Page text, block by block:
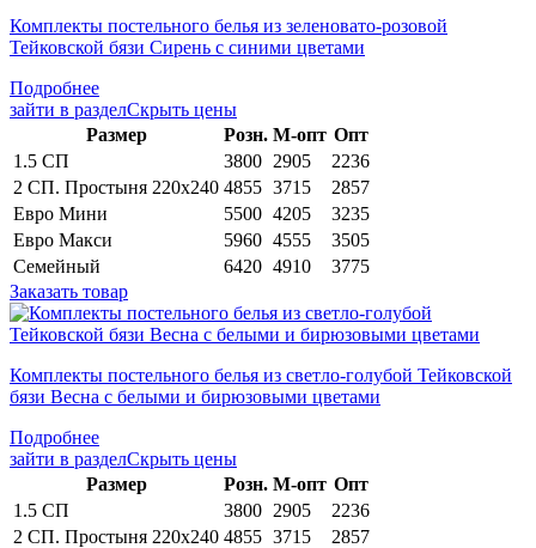
Комплекты постельного белья из зеленовато-розовой
Тейковской бязи Сирень с синими цветами
Подробнее
зайти в разделСкрыть цены
Раз­мер
Розн. М-опт Опт
1.5 СП
3800 2905
2236
2 СП. Простыня 220х240 4855 3715
2857
Евро Мини
5500 4205
3235
Евро Макси
5960 4555
3505
Семейный
6420 4910
3775
Заказать товар
Комплекты постельного белья из светло-голубой Тейковской
бязи Весна с белыми и бирюзовыми цветами
Подробнее
зайти в разделСкрыть цены
Раз­мер
Розн. М-опт Опт
1.5 СП
3800 2905
2236
2 СП. Простыня 220х240 4855 3715
2857